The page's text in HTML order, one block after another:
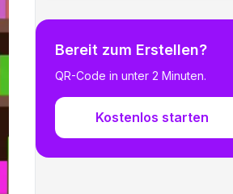
Bereit zum Erstellen?
QR-Code in unter 2 Minuten.
Kostenlos starten